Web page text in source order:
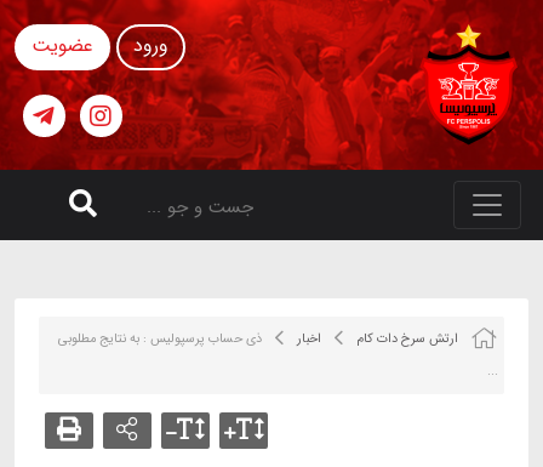
ورود عضویت
ارتش سرخ دات کام اخبار
ذی حساب پرسپولیس : به نتایج مطلوبی
...